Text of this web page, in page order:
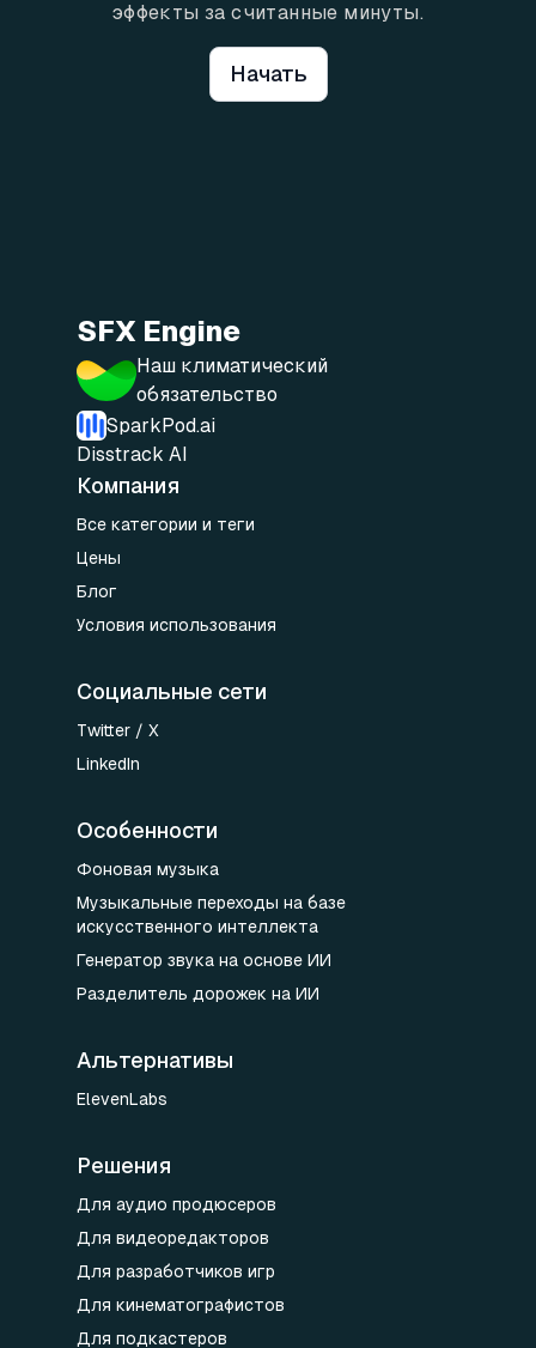
эффекты за считанные минуты.
Начать
SFX Engine
Наш климатический
обязательство
SparkPod.ai
Disstrack AI
Компания
Все категории и теги
Цены
Блог
Условия использования
Социальные сети
Twitter / X
LinkedIn
Особенности
Фоновая музыка
Музыкальные переходы на базе
искусственного интеллекта
Генератор звука на основе ИИ
Разделитель дорожек на ИИ
Альтернативы
ElevenLabs
Решения
Для аудио продюсеров
Для видеоредакторов
Для разработчиков игр
Для кинематографистов
Для подкастеров